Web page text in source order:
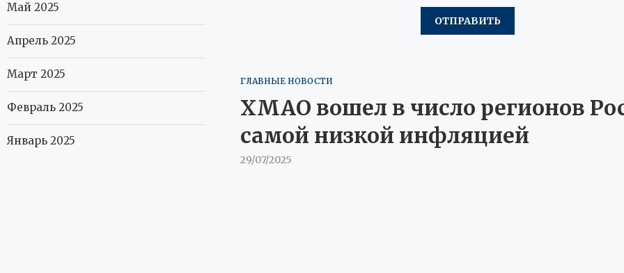
ГЛАВНЫЕ НОВОСТИ
ХМАО вошел в число регионов
самой низкой инфляцией
29/07/2025
Май 2025
Апрель 2025
Март 2025
Февраль 2025
Январь 2025